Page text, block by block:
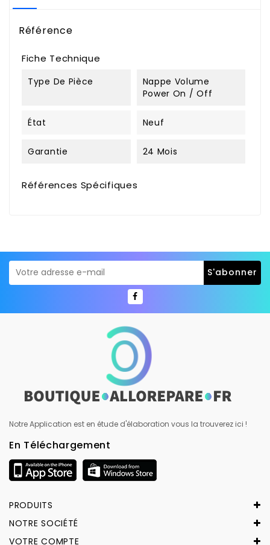
Référence
Fiche Technique
Type De Pièce
Nappe Volume
Power On / Off
État Neuf
Garantie 24 Mois
Références Spécifiques
Notre Application est en étude d'élaboration vous la trouverez ici !
En Téléchargement
PRODUITS
NOTRE SOCIÉTÉ
VOTRE COMPTE